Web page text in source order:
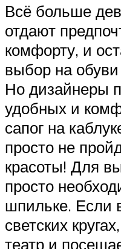
Всё больше
отдают
комфорту, и
выбор на
Но дизайнеры
удобных и
сапог на
просто не
красоты! Для
просто
шпильке. Если
светских
театр и